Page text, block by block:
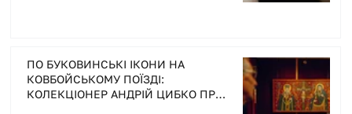
ПО БУКОВИНСЬКІ ІКОНИ НА
КОВБОЙСЬКОМУ ПОЇЗДІ:
КОЛЕКЦІОНЕР АНДРІЙ ЦИБКО ПРО